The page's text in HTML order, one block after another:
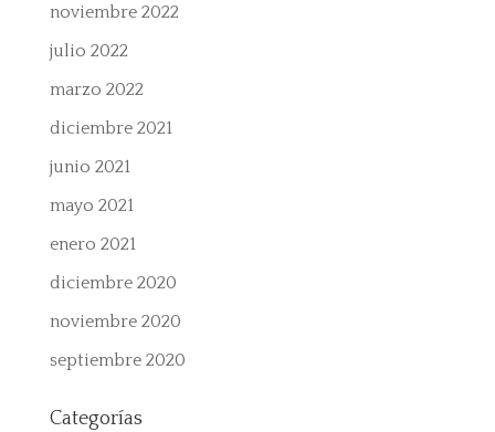
noviembre 2022
julio 2022
marzo 2022
diciembre 2021
junio 2021
mayo 2021
enero 2021
diciembre 2020
noviembre 2020
septiembre 2020
Categorías